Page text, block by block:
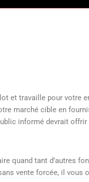
et travaille pour votre
marché cible en
informé devrait
quand tant d’autres
vente forcée, il vous